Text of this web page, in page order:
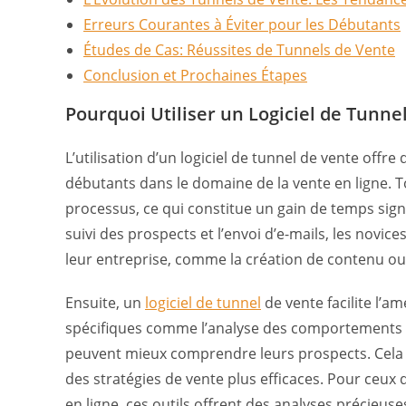
Erreurs Courantes à Éviter pour les Débutants
Études de Cas: Réussites de Tunnels de Vente
Conclusion et Prochaines Étapes
Pourquoi Utiliser un Logiciel de
L’utilisation d’un logiciel de tunnel de vente
débutants dans le domaine de la vente en ligne.
processus, ce qui constitue un gain de temps
suivi des prospects et l’envoi d’e-mails, les
leur entreprise, comme la création de contenu
Ensuite, un logiciel de tunnel de vente facilite
spécifiques comme l’analyse des
peuvent mieux comprendre leurs prospects.
des stratégies de vente plus efficaces. Pour